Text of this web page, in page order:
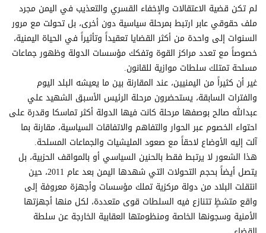
لم تكن قضية الاعتقالات والإخفاء القسري والتعذيب في اليمن مجرد
ملف حقوقي عابر ارتبط بمرحلة سياسية دون أخرى، بل تحولت مع مرور
السنوات إلى واحدة من أكثر القضايا تعقيداً وتأثيراً في الحياة اليمنية،
خصوصاً مع تعدد مراكز القوة وتفكك مؤسسات الدولة وظهور جماعات
مسلحة تمتلك سلطات موازية للقانون.
غير أن كثيراً من اليمنيين، عند المقارنة بين ما يعيشه البلد اليوم
والفترات السابقة، يستحضرون مرحلة الرئيس الأسبق الشهيد علي
عبدالله صالح بوصفها مرحلة كانت فيها الدولة أكثر تماسكا وقدرة على
احتواء الخصوم عبر الحوار والتفاهم والاتفاقات السياسية، مقارنة بما
آلت إليه الأوضاع لاحقاً مع صعود المليشيات والجماعات المسلحة.
هذا الشعور لا يرتبط فقط بالحنين السياسي أو بالمواقف الحزبية، بل
يتصل أيضاً بحجم التحولات التي شهدها اليمن بعد عام 2011، حين
انتقلت البلاد من دولة مركزية تملك مؤسسات وأجهزة معروفة إلى
واقع متشظٍ تتنازع فيه السلطات قوى متعددة، لكل منها أجهزتها
الأمنية وسجونها الخاصة ومنظومتها العقابية الخارجة عن سلطة